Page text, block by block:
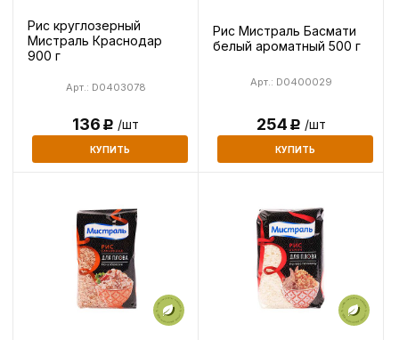
Рис круглозерный
Мистраль Краснодар
900 г
Арт.: D0403078
136Р /шт
КУПИТЬ
Рис Мистраль Басмати
белый ароматный 500 г
Арт.: D0400029
254Р /шт
КУПИТЬ